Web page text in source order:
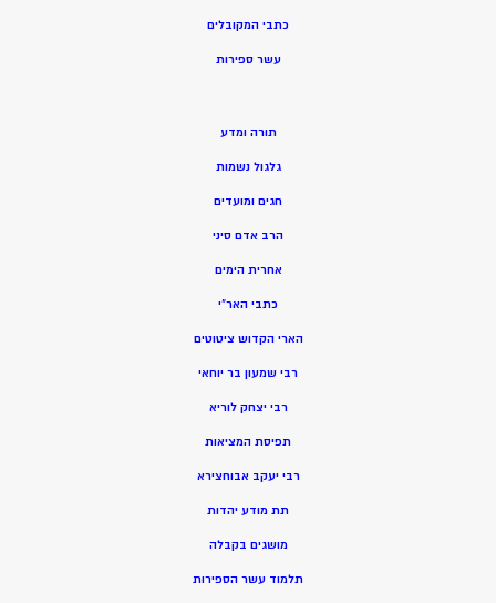
כתבי המקובלים
עשר ספירות
תורה ומדע
גלגול נשמות
חגים ומועדים
הרב אדם סיני
אחרית הימים
כתבי האר”י
הארי הקדוש ציטוטים
רבי שמעון בר יוחאי
רבי יצחק לוריא
תפיסת המציאות
רבי יעקב אבוחצירא
תת מודע יהדות
מושגים בקבלה
תלמוד עשר הספירות